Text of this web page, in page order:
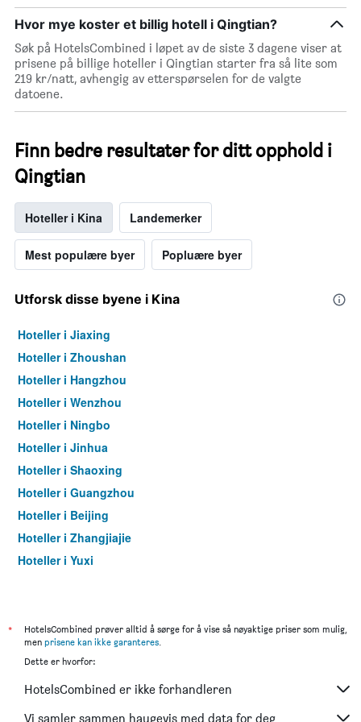
og
sortert
etter
antall
stjerner.
Diagrammets
1
X-
viser
hotellkategorier
etter
stjerner.
Diagrammets
1
Y-
akse
viser
for
rom
kveld,
basert
data
fra
siste
tre
Hvor mye koster et billig hotell i Qingtian?
Søk på HotelsCombined i løpet av de siste 3 dagene viser at
prisene på billige hoteller i Qingtian starter fra så lite som
219 kr/natt, avhengig av etterspørselen for de valgte
datoene.
Finn bedre resultater for ditt opphold i
Qingtian
Hoteller i Kina Landemerker
Mest populære byer Popluære byer
Utforsk disse byene i Kina
Hoteller i Jiaxing
Hoteller i Zhoushan
Hoteller i Hangzhou
Hoteller i Wenzhou
Hoteller i Ningbo
Hoteller i Jinhua
Hoteller i Shaoxing
Hoteller i Guangzhou
Hoteller i Beijing
Hoteller i Zhangjiajie
Hoteller i Yuxi
*
HotelsCombined prøver alltid å sørge for å vise så nøyaktige priser som mulig,
men prisene kan ikke garanteres.
Dette er hvorfor:
HotelsCombined er ikke forhandleren
Vi samler sammen haugevis med data for deg